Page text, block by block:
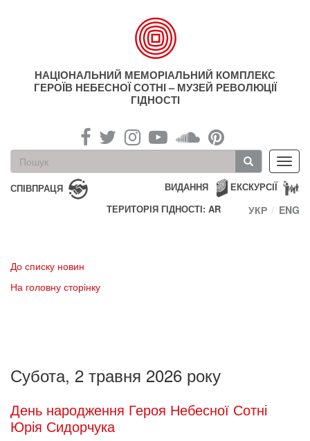
НАЦІОНАЛЬНИЙ МЕМОРІАЛЬНИЙ КОМПЛЕКС
ГЕРОЇВ НЕБЕСНОЇ СОТНІ – МУЗЕЙ РЕВОЛЮЦІЇ
ГІДНОСТІ
Пошукова
форма
Пошук
СПІВПРАЦЯ ЕКСКУРСІЇ
ВИДАННЯ
ТЕРИТОРІЯ ГІДНОСТІ: AR
УКР ENG
До списку новин
На головну сторінку
Субота, 2 травня 2026 року
День народження Героя Небесної Сотні
Юрія Сидорчука